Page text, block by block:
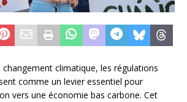
changement climatique, les régulations
comme un levier essentiel pour
vers une économie bas carbone. Cet